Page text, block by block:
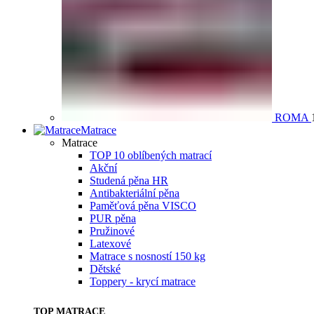
ROMA
Matrace
Matrace
TOP 10 oblíbených matrací
Akční
Studená pěna HR
Antibakteriální pěna
Paměťová pěna VISCO
PUR pěna
Pružinové
Latexové
Matrace s nosností 150 kg
Dětské
Toppery - krycí matrace
TOP MATRACE